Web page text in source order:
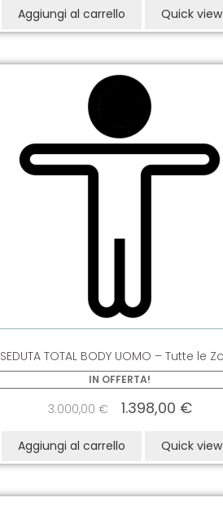
Aggiungi al carrello Quick view
SEDUTA TOTAL BODY UOMO – Tutte le
IN OFFERTA!
3.000,00 € 1.398,00 €
Aggiungi al carrello Quick view